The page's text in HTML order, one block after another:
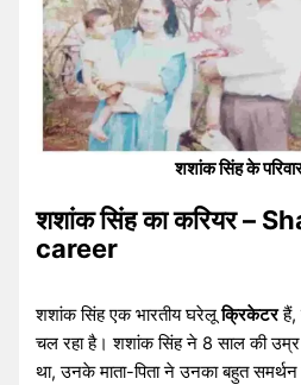
शशांक सिंह के
शशांक सिंह का करियर –
career
शशांक सिंह एक भारतीय घरेलूक्रिकेटरहैं,
चल रहा है। शशांक सिंह ने 8 साल की
था, उनके माता-पिता ने उनका बहुत